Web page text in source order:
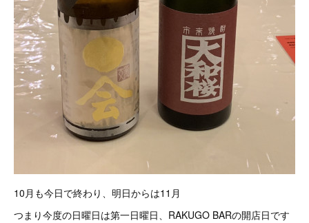
10月も今日で終わり、明日からは11月
つまり今度の日曜日は第一日曜日、RAKUGO BARの開店日です